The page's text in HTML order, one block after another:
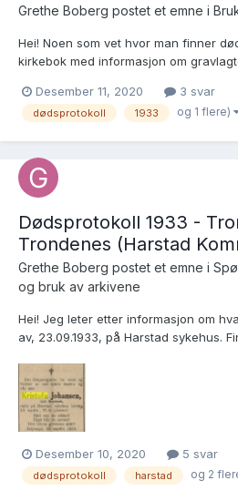
Grethe Boberg postet et emne i
Hei! Noen som vet hvor man finner
kirkebok med informasjon om
Desember 11, 2020
3 svar
dødsprotokoll 1933 og 1 flere)
Dødsprotokoll 1933 -
Trondenes (Harstad
Grethe Boberg postet et emne i
og bruk av arkivene
Hei! Jeg leter etter informasjon om
av, 23.09.1933, på Harstad sykehus.
så familien tilhørte kanskje en
ukjent for meg. Håper veldig på h...
Desember 10, 2020 5 svar
dødsprotokoll harstad og 2